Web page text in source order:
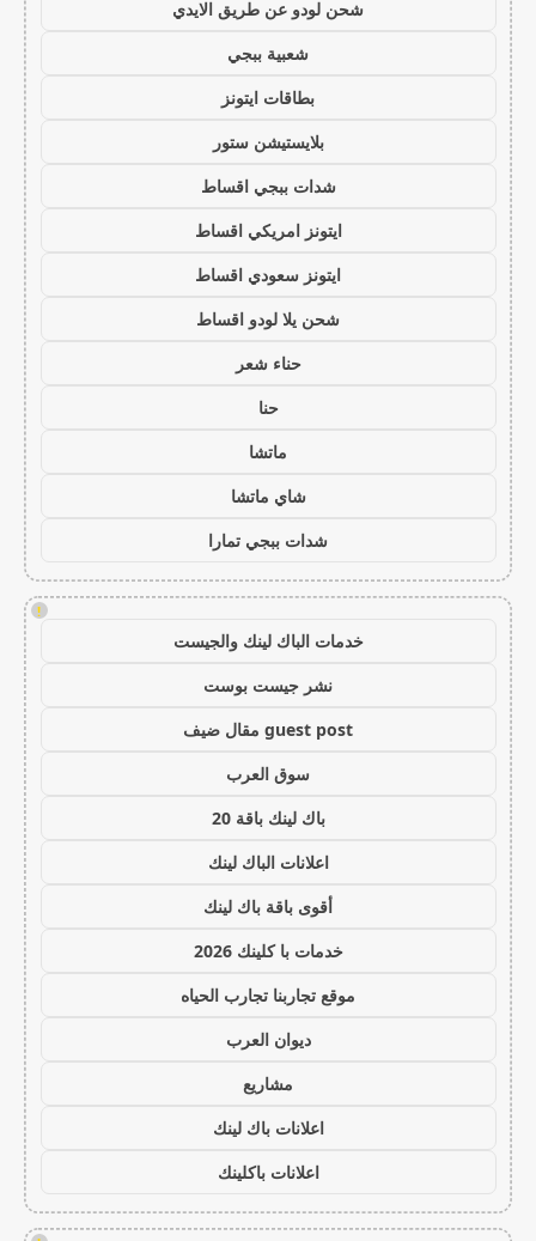
شحن لودو عن طريق الايدي
شعبية ببجي
بطاقات ايتونز
بلايستيشن ستور
شدات ببجي اقساط
ايتونز امريكي اقساط
ايتونز سعودي اقساط
شحن يلا لودو اقساط
حناء شعر
حنا
ماتشا
شاي ماتشا
شدات ببجي تمارا
!
خدمات الباك لينك والجيست
نشر جيست بوست
guest post مقال ضيف
سوق العرب
باك لينك باقة 20
اعلانات الباك لينك
أقوى باقة باك لينك
خدمات با كلينك 2026
موقع تجاربنا تجارب الحياه
ديوان العرب
مشاريع
اعلانات باك لينك
اعلانات باكلينك